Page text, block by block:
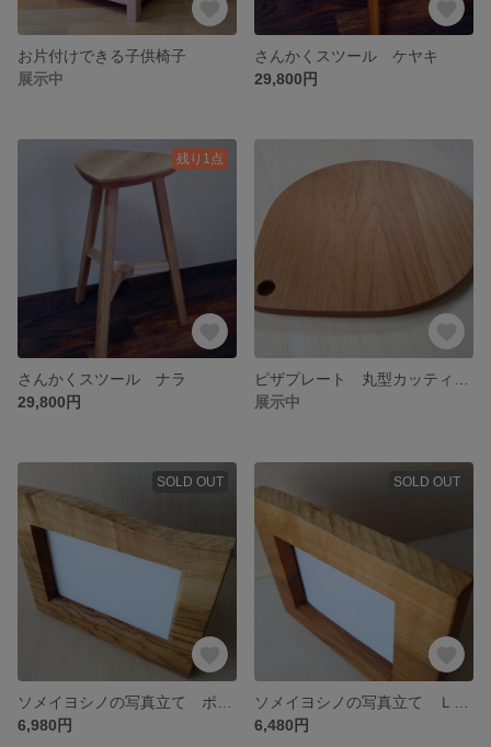
お片付けできる子供椅子
展示中
さんかくスツール ケヤキ
29,800円
残り1点
さんかくスツール ナラ
29,800円
展示中
SOLD OUT
6,980円
SOLD OUT
6,480円